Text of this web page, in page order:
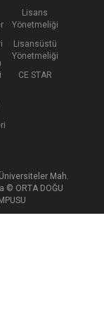
Lisans
Yönetmeliği
Lisansüstü
Yönetmeliği
CE STAR
Mah.
© ORTA DOĞU